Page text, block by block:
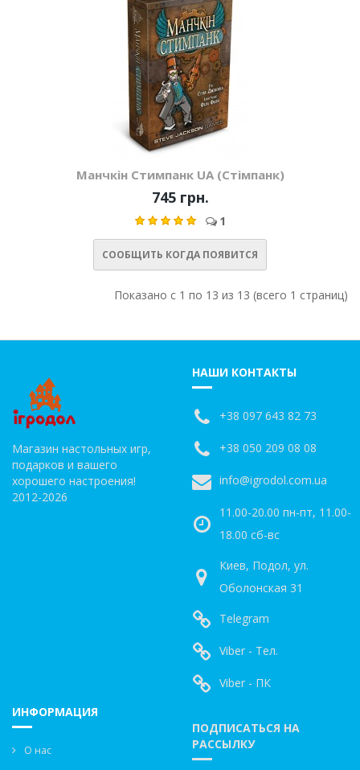
Манчкін Стимпанк UA (Стімпанк)
745 грн.
1
СООБЩИТЬ КОГДА ПОЯВИТСЯ
Показано с 1 по 13 из 13 (всего 1 страниц)
Магазин настольных игр,
подарков и вашего
хорошего настроения!
2012-2026
НАШИ КОНТАКТЫ
+38 097 643 82 73
+38 050 209 08 08
info@igrodol.com.ua
11.00-20.00 пн-пт, 11.00-
18.00 сб-вс
Киев, Подол, ул.
Оболонская 31
Telegram
Viber - Тел.
Viber - ПК
ИНФОРМАЦИЯ
О нас
ПОДПИСАТЬСЯ НА
РАССЫЛКУ